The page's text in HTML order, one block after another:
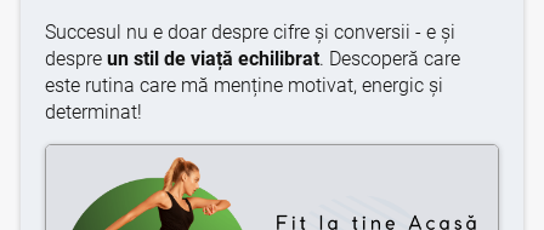
Succesul nu e doar despre cifre și conversii - e și
despre un stil de viață echilibrat. Descoperă care
este rutina care mă menține motivat, energic și
determinat!